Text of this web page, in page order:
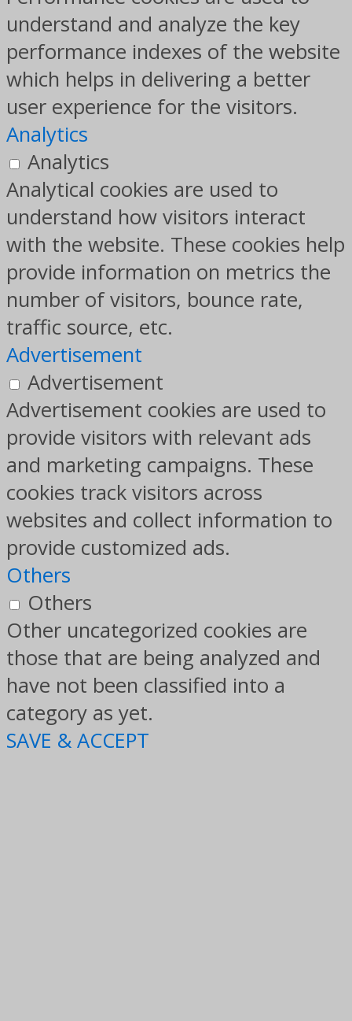
understand and analyze the key
performance indexes of the website
which helps in delivering a better
user experience for the visitors.
Analytics
Analytics
Analytical cookies are used to
understand how visitors interact
with the website. These cookies help
provide information on metrics the
number of visitors, bounce rate,
traffic source, etc.
Advertisement
Advertisement
Advertisement cookies are used to
provide visitors with relevant ads
and marketing campaigns. These
cookies track visitors across
websites and collect information to
provide customized ads.
Others
Others
Other uncategorized cookies are
those that are being analyzed and
have not been classified into a
category as yet.
SAVE & ACCEPT